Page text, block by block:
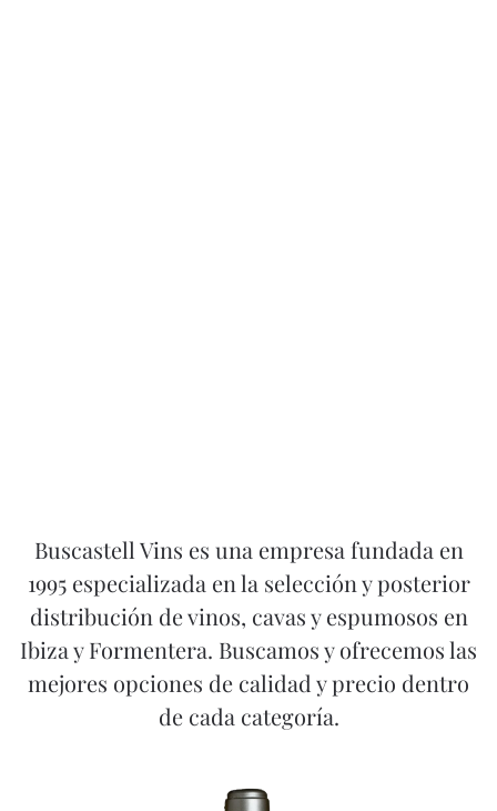
Buscastell Vins es una empresa fundada en
1995 especializada en la selección y posterior
distribución de vinos, cavas y espumosos en
Ibiza y Formentera. Buscamos y ofrecemos las
mejores opciones de calidad y precio dentro
de cada categoría.